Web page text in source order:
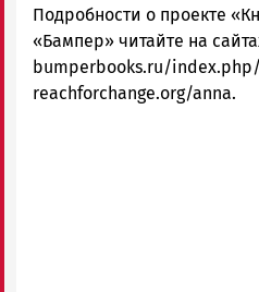
Подробности о проекте
«Бампер» читайте на
bumperbooks.ru/
reachforchange.org/anna.